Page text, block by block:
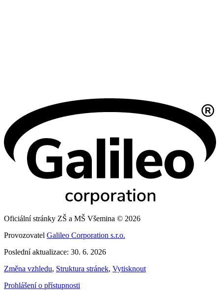
Oficiální stránky ZŠ a MŠ Všemina © 2026
Provozovatel Galileo Corporation s.r.o.
Poslední aktualizace: 30. 6. 2026
Změna vzhledu, Struktura stránek, Vytisknout
Prohlášení o přístupnosti